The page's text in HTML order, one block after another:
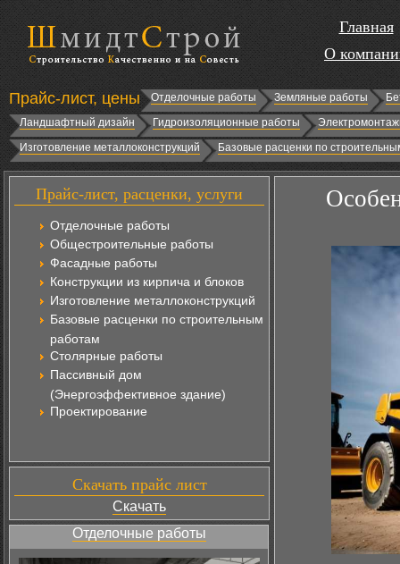
Главная
О
Прайс-лист, цены Отделочные работы Земляные работы
Ландшафтный дизайн
Гидроизоляционные работы
Изготовление металлоконструкций
Базовые расценки по
Прайс-лист, расценки, услуги
Отделочные работы
Общестроительные работы
Фасадные работы
Конструкции из кирпича и блоков
Изготовление металлоконструкций
Базовые расценки по строительным
работам
Столярные работы
Пассивный дом
(Энергоэффективное здание)
Проектирование
Скачать прайс лист
Скачать
Отделочные работы